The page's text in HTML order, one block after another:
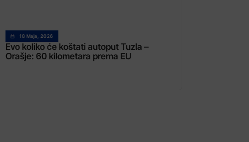
18 Maja, 2026
Evo koliko će koštati autoput Tuzla –
Orašje: 60 kilometara prema EU